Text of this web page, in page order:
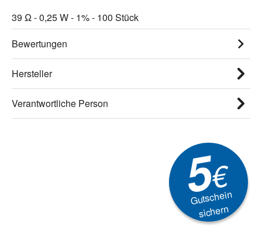
39 Ω - 0,25 W - 1% - 100 Stück
Bewertungen
Hersteller
Verantwortliche Person
5€
Gutschein
sichern